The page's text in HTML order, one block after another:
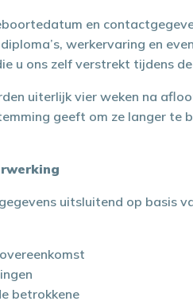
en
werkervaring en
u ons zelf verstrekt tijdens
uiterlijk vier weken na
geeft om ze langer te
uitsluitend op basis
betrokkene